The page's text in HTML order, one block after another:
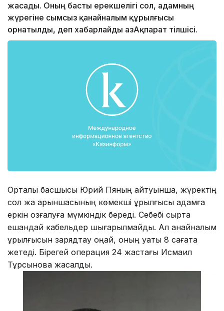
жасады. Оның басты ерекшелігі сол, адамның
жүрегіне сымсыз қанайналым құрылғысы
орнатылды, деп xабарлайды ҚазАқпарат тілшісі.
Орталық басшысы Юрий Пяның айтуынша, жүректің
сол жақ қарыншасының көмекші құрылғысы адамға
еркін қозғалуға мүмкіндік береді. Себебі сыртқа
ешқандай кабельдер шығарылмайды. Ал қанайналым
құрылғысын зарядтау оңай, оның қуаты 8 сағатқа
жетеді. Бірегей операция 24 жастағы Исмаил
Тұрсыновқа жасалды.